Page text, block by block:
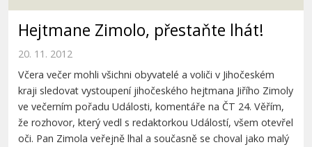
Hejtmane Zimolo, přestaňte lhát!
20. 11. 2012
Včera večer mohli všichni obyvatelé a voliči v Jihočeském
kraji sledovat vystoupení jihočeského hejtmana Jiřího Zimoly
ve večerním pořadu Události, komentáře na ČT 24. Věřím,
že rozhovor, který vedl s redaktorkou Událostí, všem otevřel
oči. Pan Zimola veřejně lhal a současně se choval jako malý